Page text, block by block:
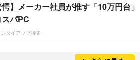
愕】メーカー社員が推す「10万円台」
パPC
タイアップ特集